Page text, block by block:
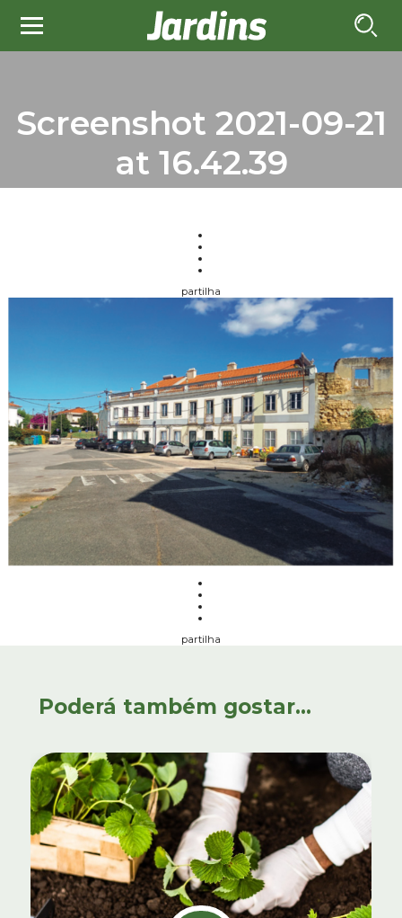
Screenshot 2021-09-21
at 16.42.39
partilha
partilha
Poderá também gostar...